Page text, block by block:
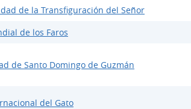
de la Transfiguración del Señor
de los Faros
de Santo Domingo de Guzmán
del Gato